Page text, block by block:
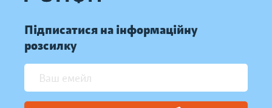
Підписатися на інформаційну
розсилку